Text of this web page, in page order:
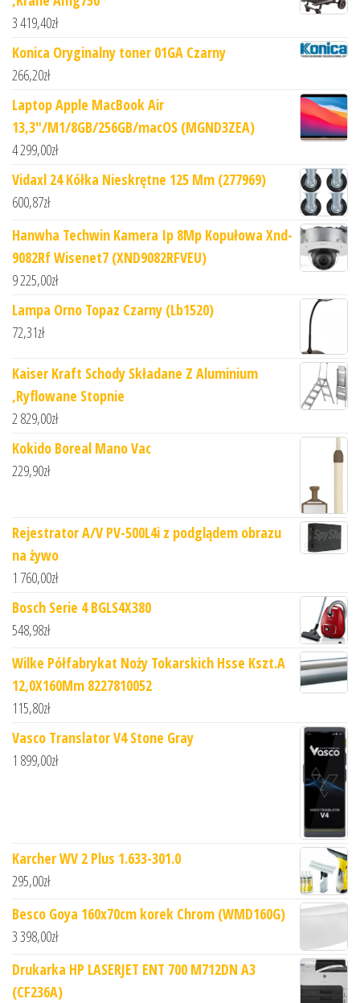
3 419,40zł
Konica Oryginalny toner 01GA Czarny
266,20zł
Laptop Apple MacBook Air
13,3"/M1/8GB/256GB/macOS (MGND3ZEA)
4 299,00zł
Vidaxl 24 Kółka Nieskrętne 125 Mm (277969)
600,87zł
Hanwha Techwin Kamera Ip 8Mp Kopułowa Xnd-
9082Rf Wisenet7 (XND9082RFVEU)
9 225,00zł
Lampa Orno Topaz Czarny (Lb1520)
72,31zł
Kaiser Kraft Schody Składane Z Aluminium
,Ryflowane Stopnie
2 829,00zł
Kokido Boreal Mano Vac
229,90zł
Rejestrator A/V PV-500L4i z podglądem obrazu
na żywo
1 760,00zł
Bosch Serie 4 BGLS4X380
548,98zł
Wilke Półfabrykat Noży Tokarskich Hsse Kszt.A
12,0X160Mm 8227810052
115,80zł
Vasco Translator V4 Stone Gray
1 899,00zł
Karcher WV 2 Plus 1.633-301.0
295,00zł
Besco Goya 160x70cm korek Chrom (WMD160G)
3 398,00zł
Drukarka HP LASERJET ENT 700 M712DN A3
(CF236A)